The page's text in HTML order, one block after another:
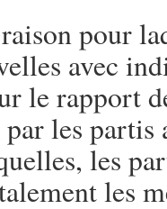
pour
avec
le rapport
les partis
les
les